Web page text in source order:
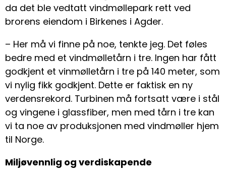
da det ble vedtatt vindmøllepark rett ved
brorens eiendom i Birkenes i Agder.
– Her må vi finne på noe, tenkte jeg. Det føles
bedre med et vindmølletårn i tre. Ingen har fått
godkjent et vinmølletårn i tre på 140 meter, som
vi nylig fikk godkjent. Dette er faktisk en ny
verdensrekord. Turbinen må fortsatt være i stål
og vingene i glassfiber, men med tårn i tre kan
vi ta noe av produksjonen med vindmøller hjem
til Norge.
Miljøvennlig og verdiskapende